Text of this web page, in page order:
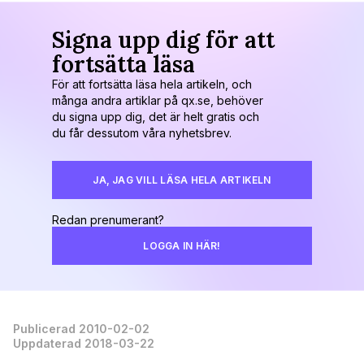
Signa upp dig för att
fortsätta läsa
För att fortsätta läsa hela artikeln, och
många andra artiklar på qx.se, behöver
du signa upp dig, det är helt gratis och
du får dessutom våra nyhetsbrev.
JA, JAG VILL LÄSA HELA ARTIKELN
Redan prenumerant?
LOGGA IN HÄR!
Publicerad 2010-02-02
Uppdaterad 2018-03-22